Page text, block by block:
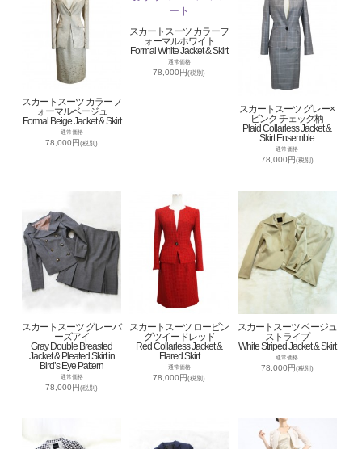
スカートスーツ カラーフ
ォーマルベージュ
Formal Beige Jacket & Skirt
通常価格
78,000円(税別)
スカートスーツ カラーフ
ォーマルホワイト
Formal White Jacket & Skirt
通常価格
78,000円(税別)
スカートスーツ グレー×
ピンク チェック柄
Plaid Collarless Jacket &
Skirt Ensemble
通常価格
78,000円(税別)
スカートスーツ グレーバ
ーズアイ
Gray Double Breasted
Jacket & Pleated Skirt in
Bird’s Eye Pattern
通常価格
78,000円(税別)
スカートスーツ ロービン
グツイードレッド
Red Collarless Jacket &
Flared Skirt
通常価格
78,000円(税別)
スカートスーツ ベージュ
ストライプ
White Striped Jacket & Skirt
通常価格
78,000円(税別)